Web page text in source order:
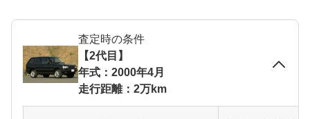
査定時の条件
【2代目】
年式：2000年4月
走行距離：2万km